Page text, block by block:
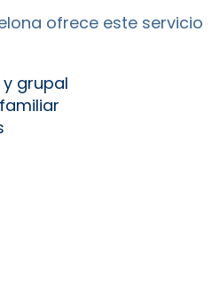
ofrece este servicio
grupal